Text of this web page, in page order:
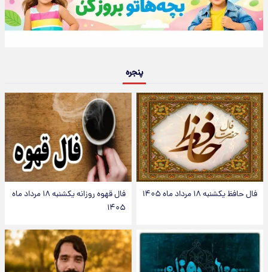
پنجره
فال حافظ یکشنبه ۱۸ مرداد ماه ۱۴۰۵
فال قهوه روزانه یکشنبه ۱۸ مرداد ماه
۱۴۰۵